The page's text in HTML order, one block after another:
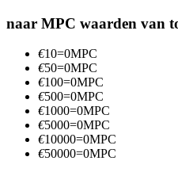
Word een Copy Trader
Geniet van winstdeling en
naar MPC waarden van
€10=0MPC
€50=0MPC
€100=0MPC
€500=0MPC
€1000=0MPC
€5000=0MPC
€10000=0MPC
€50000=0MPC